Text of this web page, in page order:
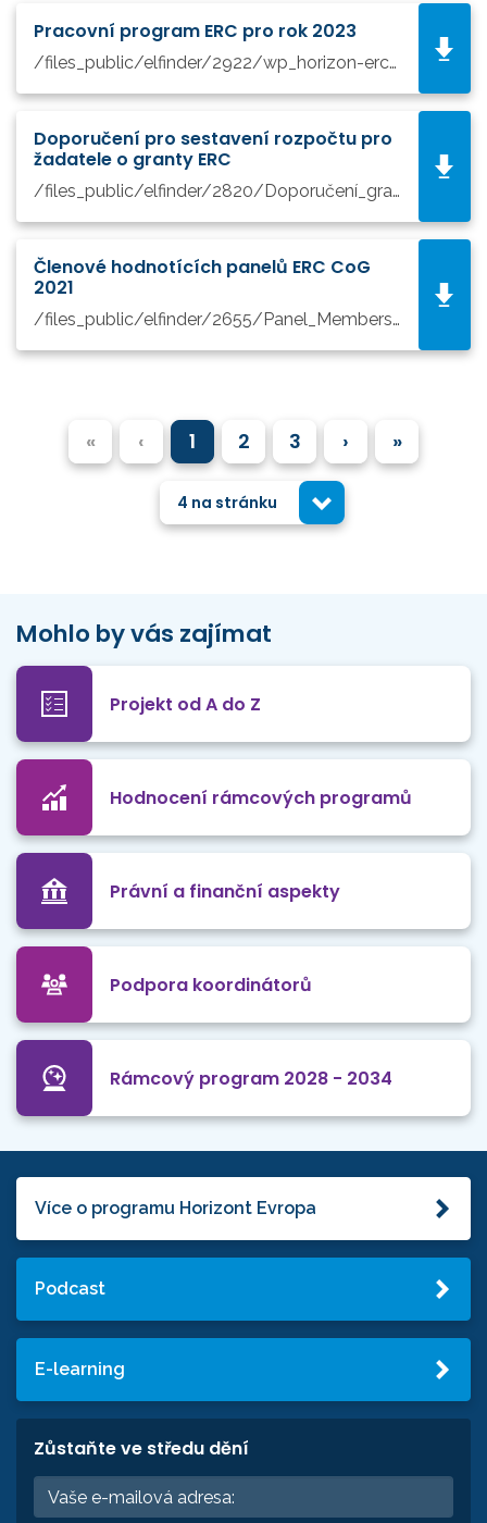
Pracovní program ERC pro rok 2023
/files_public/elfinder/2922/wp_horizon-erc-2023_en.pdf
Doporučení pro sestavení rozpočtu pro
žadatele o granty ERC
/files_public/elfinder/2820/Doporučení_granty ERC.pdf
Členové hodnotících panelů ERC CoG
2021
/files_public/elfinder/2655/Panel_Members_ERC_Consolidator_Grant_2021.pdf
« ‹ 1 2 3 › »
4 na stránku
Mohlo by vás zajímat
Projekt od A do Z
Hodnocení rámcových programů
Právní a finanční aspekty
Podpora koordinátorů
Rámcový program 2028 - 2034
Více o programu Horizont Evropa
Podcast
E-learning
Zůstaňte ve středu dění